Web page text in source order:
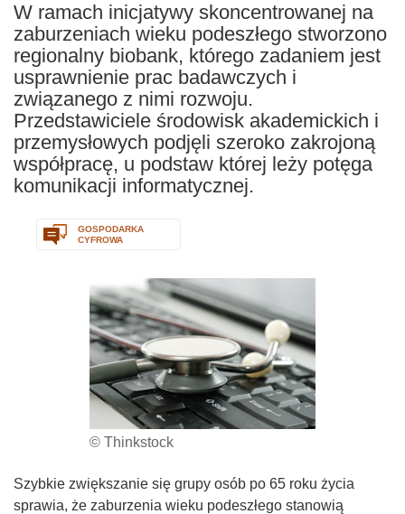
W ramach inicjatywy skoncentrowanej na
zaburzeniach wieku podeszłego stworzono
regionalny biobank, którego zadaniem jest
usprawnienie prac badawczych i
związanego z nimi rozwoju.
Przedstawiciele środowisk akademickich i
przemysłowych podjęli szeroko zakrojoną
współpracę, u podstaw której leży potęga
komunikacji informatycznej.
GOSPODARKA
CYFROWA
© Thinkstock
Szybkie zwiększanie się grupy osób po 65 roku życia
sprawia, że zaburzenia wieku podeszłego stanowią